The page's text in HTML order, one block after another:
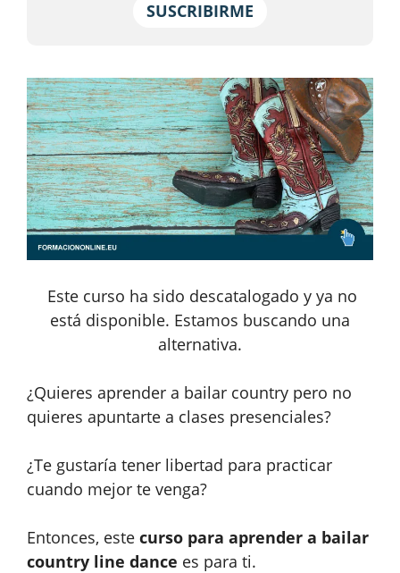
SUSCRIBIRME
Este curso ha sido descatalogado y ya no
está disponible. Estamos buscando una
alternativa.
¿Quieres aprender a bailar country pero no
quieres apuntarte a clases presenciales?
¿Te gustaría tener libertad para practicar
cuando mejor te venga?
Entonces, este curso para aprender a bailar
country line dance es para ti.